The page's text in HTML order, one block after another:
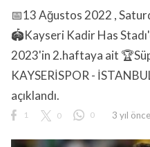
📅13 Ağustos 2022 ,
🏟️Kayseri Kadir Has
2023'in 2.haftaya ait
KAYSERİSPOR -
açıklandı.
1 0 0 3 yıl önce